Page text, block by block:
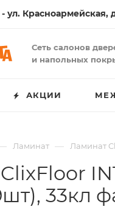
ул. Красноармейская,
Сеть салонов
и напольных
АКЦИИ
Ламинат — Ламинат
33кл